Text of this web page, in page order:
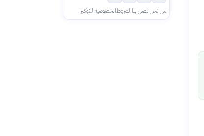
من نحناتصل بناالشروطالخصوصيةالكوكيز